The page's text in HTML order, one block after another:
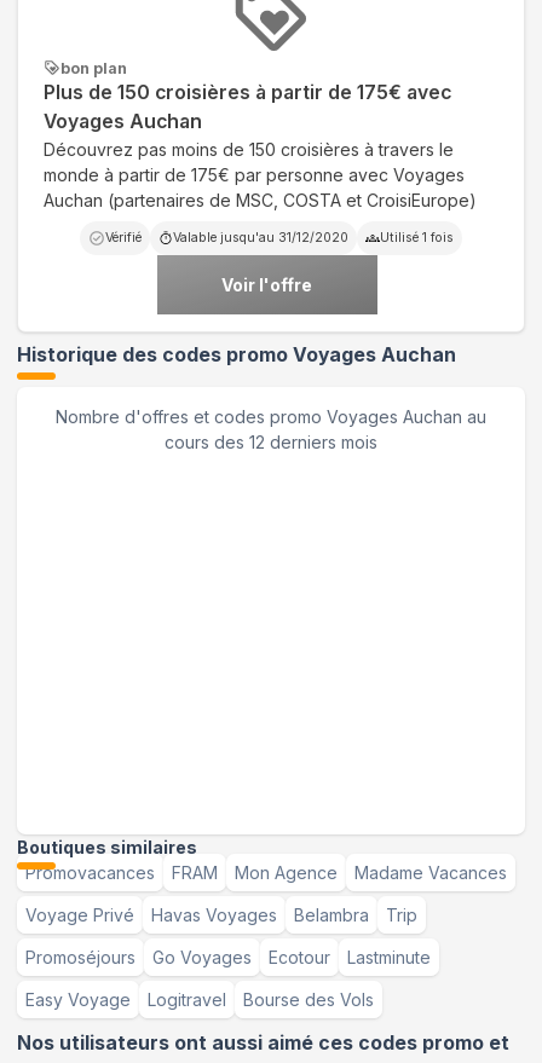
bon plan
Plus de 150 croisières à partir de 175€ avec
Voyages Auchan
Découvrez pas moins de 150 croisières à travers le
monde à partir de 175€ par personne avec Voyages
Auchan (partenaires de MSC, COSTA et CroisiEurope)
Vérifié Valable jusqu'au 31/12/2020 Utilisé 1 fois
Voir l'offre
Historique des codes promo Voyages Auchan
Nombre d'offres et codes promo Voyages Auchan au
cours des 12 derniers mois
Boutiques similaires
Promovacances
FRAM Mon Agence Madame Vacances
Voyage Privé Havas Voyages Belambra Trip
Promoséjours Go Voyages Ecotour Lastminute
Easy Voyage Logitravel Bourse des Vols
Nos utilisateurs ont aussi aimé ces codes promo et